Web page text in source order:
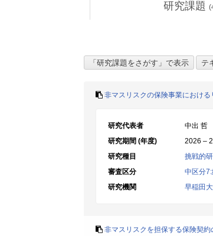
研究課題 (
非マスリスクの保険事業におけ
研究代表者
中出 哲
研究期間 (年度)
2026 –
研究種目
挑戦的
審査区分
中区分
研究機関
早稲田
非マスリスクを担保する保険契